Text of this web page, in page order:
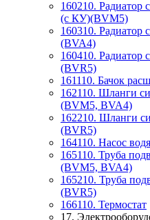
160210. Радиатор
(с КУ)(BVM5)
160310. Радиатор
(BVA4)
160410. Радиатор
(BVR5)
161110. Бачок
162110. Шланги
(BVM5, BVA4)
162210. Шланги
(BVR5)
164110. Насос
165110. Труба
(BVM5, BVA4)
165210. Труба
(BVR5)
166110. Термостат
17.